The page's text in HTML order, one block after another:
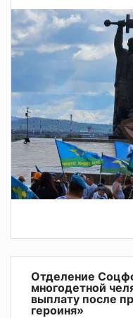
Отделение
многодетной
выплату после
героиня»